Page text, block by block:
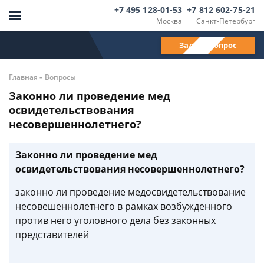
Москва
+7 495 128-01-53
Санкт-Петербург
+7 812 602-75-21
Задать вопрос
Главная - Вопросы
Законно ли проведение мед
освидетельствования
несовершеннолетнего?
Законно ли проведение мед
освидетельствования несовершеннолетнего?
законно ли проведение медосвидетельствование
несовешеннолетнего в рамках возбужденного
против него уголовного дела без законных
представителей